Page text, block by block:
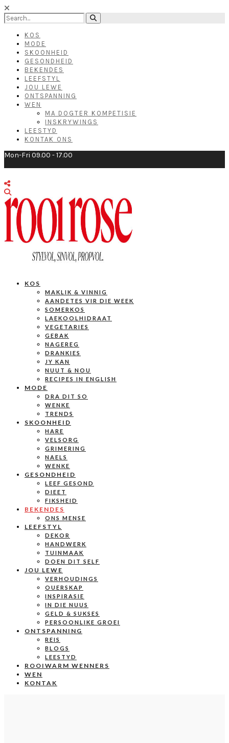
KOS
MODE
SKOONHEID
GESONDHEID
BEKENDES
LEEFSTYL
JOU LEWE
ONTSPANNING
WEN
MA DOGTER KOMPETISIE
INSKRYWINGS
LEESTYD
KONTAK ONS
Mon-Fri 09.00 - 17.00
KOS
MAKLIK & VINNIG
AANDETES VIR DIE WEEK
SOMERKOS
LAEKOOLHIDRAAT
VEGETARIES
GEBAK
NAGEREG
DRANKIES
JY KAN
NUUT & NOU
RECIPES IN ENGLISH
MODE
DRA DIT SO
WENKE
TRENDS
SKOONHEID
HARE
VELSORG
GRIMERING
NAELS
WENKE
GESONDHEID
LEEF GESOND
DIEET
FIKSHEID
BEKENDES
ONS MENSE
LEEFSTYL
DEKOR
HANDWERK
TUINMAAK
DOEN DIT SELF
JOU LEWE
VERHOUDINGS
OUERSKAP
INSPIRASIE
IN DIE NUUS
GELD & SUKSES
PERSOONLIKE GROEI
ONTSPANNING
REIS
BLOGS
LEESTYD
ROOIWARM WENNERS
WEN
KONTAK